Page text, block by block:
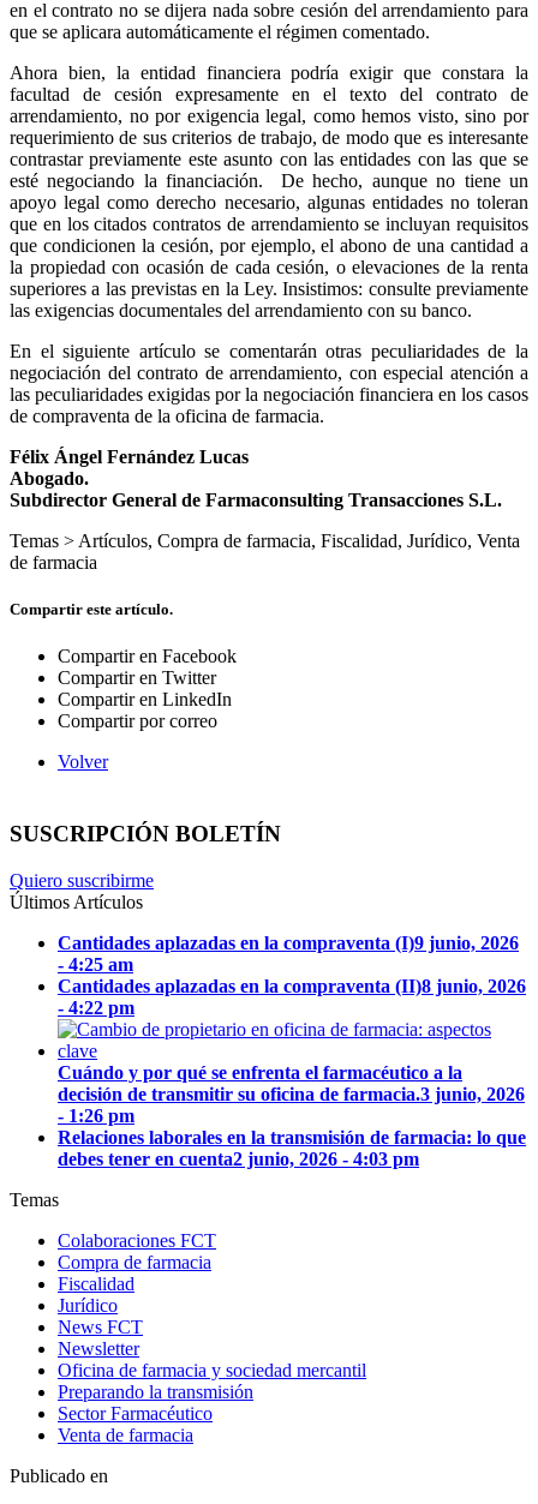
en el contrato no se dijera nada sobre cesión del arrendamiento para
que se aplicara automáticamente el régimen comentado.
Ahora bien, la entidad financiera podría exigir que constara la
facultad de cesión expresamente en el texto del contrato de
arrendamiento, no por exigencia legal, como hemos visto, sino por
requerimiento de sus criterios de trabajo, de modo que es interesante
contrastar previamente este asunto con las entidades con las que se
esté negociando la financiación.
De hecho, aunque no tiene un
apoyo legal como derecho necesario, algunas entidades no toleran
que en los citados contratos de arrendamiento se incluyan requisitos
que condicionen la cesión, por ejemplo, el abono de una cantidad a
la propiedad con ocasión de cada cesión, o elevaciones de la renta
superiores a las previstas en la Ley. Insistimos: consulte previamente
las exigencias documentales del arrendamiento con su banco.
En el siguiente artículo se comentarán otras peculiaridades de la
negociación del contrato de arrendamiento, con especial atención a
las peculiaridades exigidas por la negociación financiera en los casos
de compraventa de la oficina de farmacia.
Félix Ángel Fernández Lucas
Abogado.
Subdirector General de Farmaconsulting Transacciones S.L.
Temas > Artículos, Compra de farmacia, Fiscalidad, Jurídico, Venta
de farmacia
Compartir este artículo.
Compartir en Facebook
Compartir en Twitter
Compartir en LinkedIn
Compartir por correo
Volver
SUSCRIPCIÓN BOLETÍN
Quiero suscribirme
Últimos Artículos
Cantidades aplazadas en la compraventa (I)9 junio, 2026
- 4:25 am
Cantidades aplazadas en la compraventa (II)8 junio, 2026
- 4:22 pm
Cuándo y por qué se enfrenta el farmacéutico a la
decisión de transmitir su oficina de farmacia.3 junio, 2026
- 1:26 pm
Relaciones laborales en la transmisión de farmacia: lo que
debes tener en cuenta2 junio, 2026 - 4:03 pm
Temas
Colaboraciones FCT
Compra de farmacia
Fiscalidad
Jurídico
News FCT
Newsletter
Oficina de farmacia y sociedad mercantil
Preparando la transmisión
Sector Farmacéutico
Venta de farmacia
Publicado en